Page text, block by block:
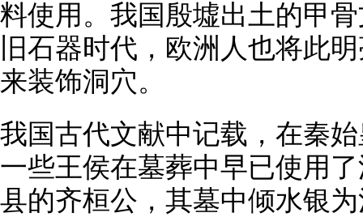
料使用。我国殷墟出土的甲
旧石器时代，欧洲人也将此
来装饰洞穴。
我国古代文献中记载，在秦
一些王侯在墓葬中早已使用
县的齐桓公，其墓中倾水银